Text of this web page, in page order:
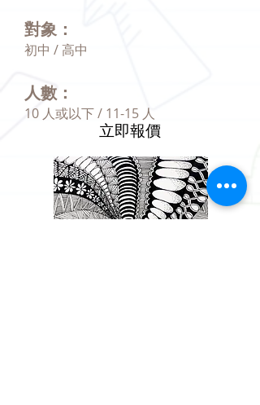
對象：
初中 / 高中
人數：
10 人或以下 / 11-15 人
立即報價